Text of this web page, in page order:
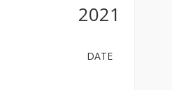
2021
DATE